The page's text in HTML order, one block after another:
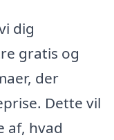
dig
gratis og
der
Dette vil
af, hvad